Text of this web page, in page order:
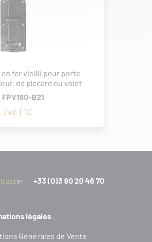
fer vieilli pour porte
de placard ou volet
FPV190-B21
TTC
: +33 (0)3 90 20 46 70
légales
Générales de Vente